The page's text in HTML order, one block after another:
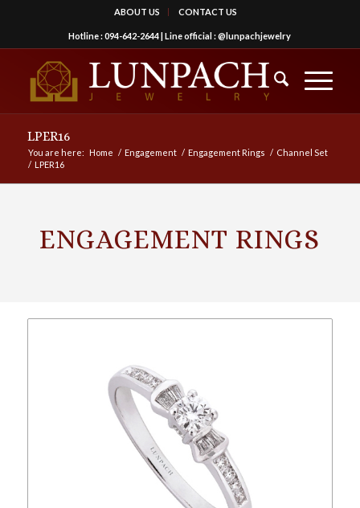
ABOUT US CONTACT US
Hotline :094-642-2644| Line official :@lunpachjewelry
LPER16
You are here: Home / Engagement / Engagement Rings / Channel Set
/ LPER16
ENGAGEMENT RINGS